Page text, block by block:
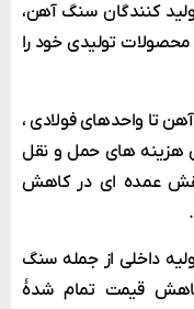
کنندگان سنگ آهن،
تولیدی خود را
تا واحدهای فولادی ،
میلیارد ریالی هزینه های حمل و نقل
نقش عمده ای در کاهش
داخلی از جمله سنگ
کاهش قیمت تمام شدۀ